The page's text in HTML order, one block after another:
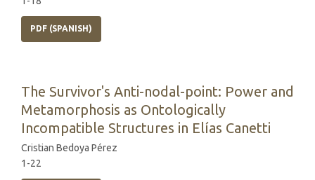
PDF (SPANISH)
The Survivor's Anti-nodal-point: Power and
Metamorphosis as Ontologically
Incompatible Structures in Elías Canetti
Cristian Bedoya Pérez
1-22